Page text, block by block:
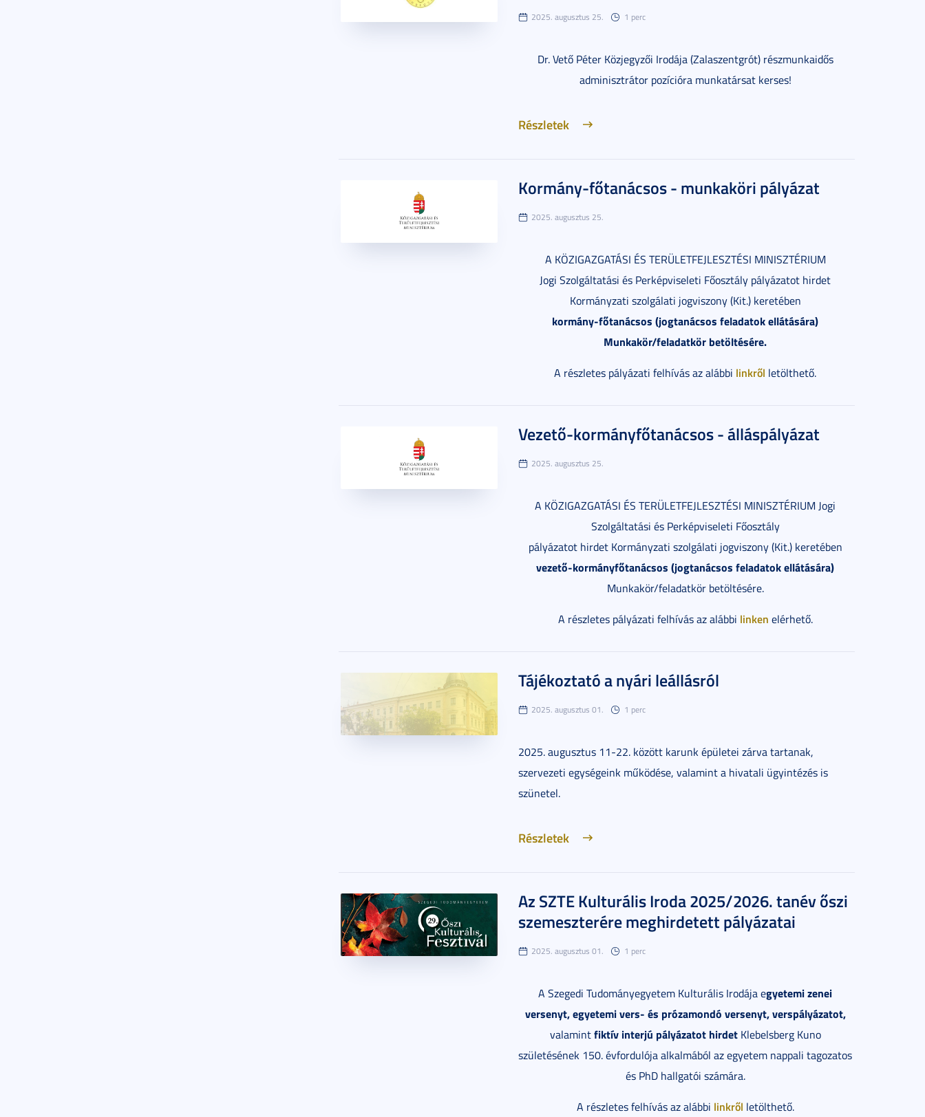
2025. augusztus 25. 1 perc
Dr. Vető Péter Közjegyzői Irodája (Zalaszentgrót) részmunkaidős
adminisztrátor pozícióra munkatársat kerses!
Részletek
Kormány-főtanácsos - munkaköri pályázat
2025. augusztus 25.
A KÖZIGAZGATÁSI ÉS TERÜLETFEJLESZTÉSI MINISZTÉRIUM
Jogi Szolgáltatási és Perképviseleti Főosztály pályázatot hirdet
Kormányzati szolgálati jogviszony (Kit.) keretében
kormány-főtanácsos (jogtanácsos feladatok ellátására)
Munkakör/feladatkör betöltésére.
A részletes pályázati felhívás az alábbi linkről letölthető.
Vezető-kormányfőtanácsos - álláspályázat
2025. augusztus 25.
A KÖZIGAZGATÁSI ÉS TERÜLETFEJLESZTÉSI MINISZTÉRIUM Jogi
Szolgáltatási és Perképviseleti Főosztály
pályázatot hirdet Kormányzati szolgálati jogviszony (Kit.) keretében
vezető-kormányfőtanácsos (jogtanácsos feladatok ellátására)
Munkakör/feladatkör betöltésére.
A részletes pályázati felhívás az alábbi linken elérhető.
Tájékoztató a nyári leállásról
2025. augusztus 01. 1 perc
2025. augusztus 11-22. között karunk épületei zárva tartanak,
szervezeti egységeink működése, valamint a hivatali ügyintézés is
szünetel.
Részletek
Az SZTE Kulturális Iroda 2025/2026. tanév őszi
szemeszterére meghirdetett pályázatai
2025. augusztus 01. 1 perc
A Szegedi Tudományegyetem Kulturális Irodája egyetemi zenei
versenyt, egyetemi vers- és prózamondó versenyt, verspályázatot,
valamintfiktív interjú pályázatot hirdetKlebelsberg Kuno
születésének 150. évfordulója alkalmából az egyetem nappali tagozatos
és PhD hallgatói számára.
A részletes felhívás az alábbi linkről letölthető.